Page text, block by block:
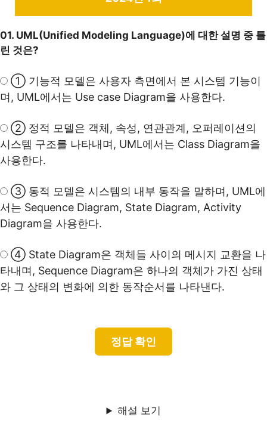
01. UML(Unified Modeling Language)에 대한 설명 중 틀
린 것은?
① 기능적 모델은 사용자 측면에서 본 시스템 기능이
며, UML에서는 Use case Diagram을 사용한다.
② 정적 모델은 객체, 속성, 연관관계, 오퍼레이션의
시스템 구조를 나타내며, UML에서는 Class Diagram을
사용한다.
③ 동적 모델은 시스템의 내부 동작을 말하며, UML에
서는 Sequence Diagram, State Diagram, Activity
Diagram을 사용한다.
④ State Diagram은 객체들 사이의 메시지 교환을 나
타내며, Sequence Diagram은 하나의 객체가 가진 상태
와 그 상태의 변화에 의한 동작순서를 나타낸다.
해설 보기